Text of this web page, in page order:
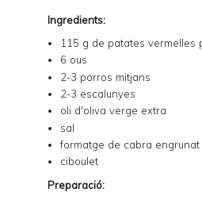
Ingredients:
115 g de patates vermelles
6 ous
2-3 porros mitjans
2-3 escalunyes
oli d'oliva verge extra
sal
formatge de cabra engrunat
ciboulet
Preparació: